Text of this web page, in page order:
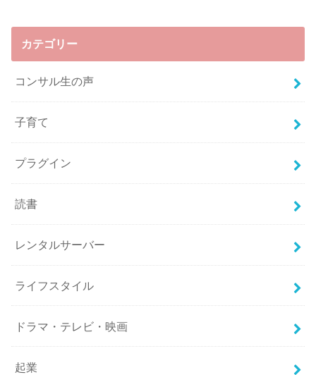
カテゴリー
コンサル生の声
子育て
プラグイン
読書
レンタルサーバー
ライフスタイル
ドラマ・テレビ・映画
起業